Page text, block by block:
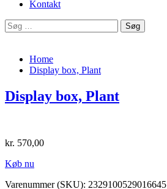
Kontakt
Søg
efter:
Home
Display box, Plant
Display box, Plant
kr. 570,00
Køb nu
Varenummer (SKU): 2329100529016645